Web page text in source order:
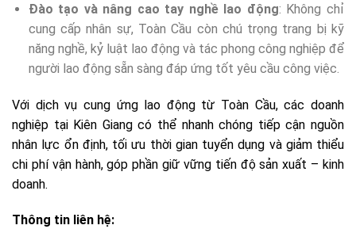
Đào tạo và nâng cao tay nghề lao động: Không chỉ
cung cấp nhân sự, Toàn Cầu còn chú trọng trang bị kỹ
năng nghề, kỷ luật lao động và tác phong công nghiệp để
người lao động sẵn sàng đáp ứng tốt yêu cầu công việc.
Với dịch vụ cung ứng lao động từ Toàn Cầu, các doanh
nghiệp tại Kiên Giang có thể nhanh chóng tiếp cận nguồn
nhân lực ổn định, tối ưu thời gian tuyển dụng và giảm thiểu
chi phí vận hành, góp phần giữ vững tiến độ sản xuất – kinh
doanh.
Thông tin liên hệ: